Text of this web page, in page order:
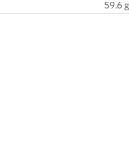
59.6 g